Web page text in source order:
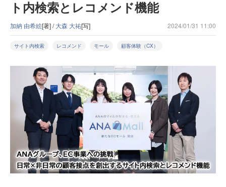
ト内検索とレコメンド機能
加納 由希絵[著] /大森 大祐[写] 2024/01/31 11:00
サイト内検索 レコメンド モール 顧客体験（CX）